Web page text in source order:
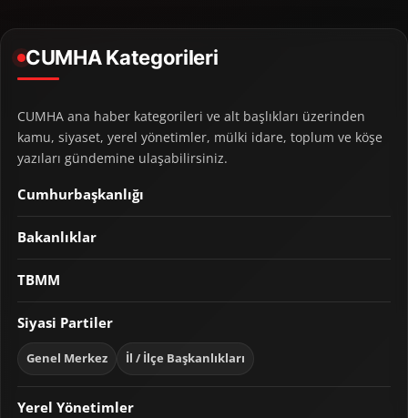
CUMHA Kategorileri
CUMHA ana haber kategorileri ve alt başlıkları üzerinden
kamu, siyaset, yerel yönetimler, mülki idare, toplum ve köşe
yazıları gündemine ulaşabilirsiniz.
Cumhurbaşkanlığı
Bakanlıklar
TBMM
Siyasi Partiler
Genel Merkez İl / İlçe Başkanlıkları
Yerel Yönetimler